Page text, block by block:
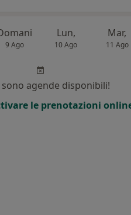
9 Ago
Lun,
10 Ago
Mar,
11 Ago
sono agende disponibili!
le prenotazioni